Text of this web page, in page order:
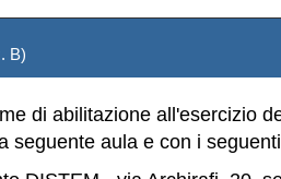
B)
di abilitazione all'esercizio
seguente aula e con i